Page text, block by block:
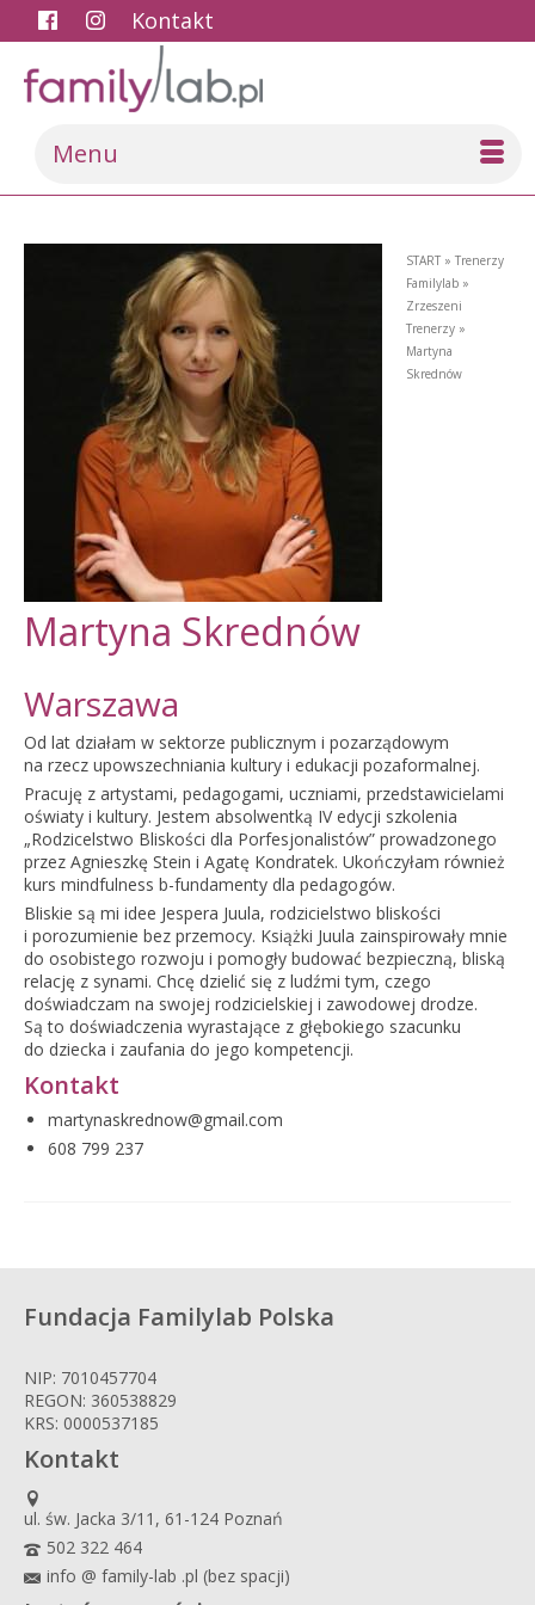
Kontakt
Menu
START » Trenerzy
Familylab »
Zrzeszeni
Trenerzy »
Martyna
Skrednów
Martyna Skrednów
Warszawa
Od lat działam w sektorze publicznym i pozarządowym
na rzecz upowszechniania kultury i edukacji pozaformalnej.
Pracuję z artystami, pedagogami, uczniami, przedstawicielami
oświaty i kultury. Jestem absolwentką IV edycji szkolenia
„Rodzicelstwo Bliskości dla Porfesjonalistów” prowadzonego
przez Agnieszkę Stein i Agatę Kondratek. Ukończyłam również
kurs mindfulness b-fundamenty dla pedagogów.
Bliskie są mi idee Jespera Juula, rodzicielstwo bliskości
i porozumienie bez przemocy. Książki Juula zainspirowały mnie
do osobistego rozwoju i pomogły budować bezpieczną, bliską
relację z synami. Chcę dzielić się z ludźmi tym, czego
doświadczam na swojej rodzicielskiej i zawodowej drodze.
Są to doświadczenia wyrastające z głębokiego szacunku
do dziecka i zaufania do jego kompetencji.
Kontakt
martynaskrednow@gmail.com
608 799 237
Fundacja Familylab Polska
NIP: 7010457704
REGON: 360538829
KRS: 0000537185
Kontakt
ul. św. Jacka 3/11, 61-124 Poznań
502 322 464
info @ family-lab .pl (bez spacji)